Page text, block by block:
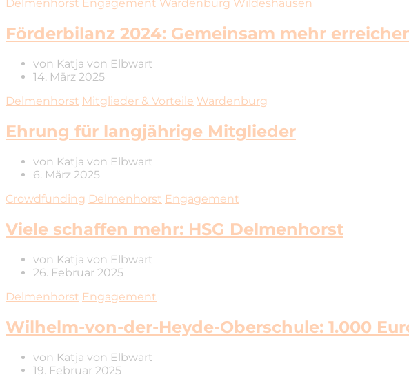
Delmenhorst Engagement Wardenburg Wildeshausen
Förderbilanz 2024: Gemeinsam mehr
von Katja von Elbwart
14. März 2025
Delmenhorst Mitglieder & Vorteile Wardenburg
Ehrung für langjährige Mitglieder
von Katja von Elbwart
6. März 2025
Crowdfunding Delmenhorst Engagement
Viele schaffen mehr: HSG Delmenhorst
von Katja von Elbwart
26. Februar 2025
Delmenhorst Engagement
Wilhelm-von-der-Heyde-Oberschule: 1.000
von Katja von Elbwart
19. Februar 2025